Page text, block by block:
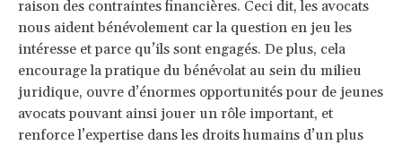
raison des contraintes financières. Ceci dit, les avocats
nous aident bénévolement car la question en jeu les
intéresse et parce qu’ils sont engagés. De plus, cela
encourage la pratique du bénévolat au sein du milieu
juridique, ouvre d’énormes opportunités pour de jeunes
avocats pouvant ainsi jouer un rôle important, et
renforce l’expertise dans les droits humains d’un plus